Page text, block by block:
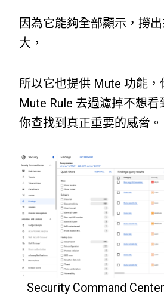
因為它能夠全部顯示，撈
大，
所以它也提供 Mute 功能，
Mute Rule 去過濾掉不想
你查找到真正重要的威脅。
Security Command